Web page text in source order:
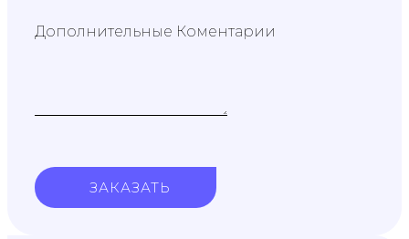
Дополнительные Коментарии
ЗАКАЗАТЬ